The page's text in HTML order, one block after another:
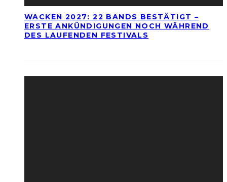
WACKEN 2027: 22 BANDS BESTÄTIGT –
ERSTE ANKÜNDIGUNGEN NOCH WÄHREND
DES LAUFENDEN FESTIVALS